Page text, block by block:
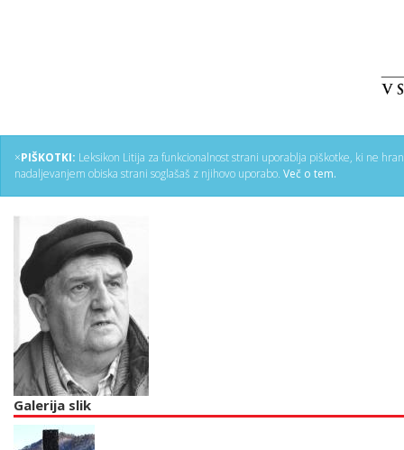
×PIŠKOTKI: Leksikon Litija za funkcionalnost strani uporablja piškotke, ki ne
nadaljevanjem obiska strani soglašaš z njihovo uporabo. Več o tem.
Galerija slik